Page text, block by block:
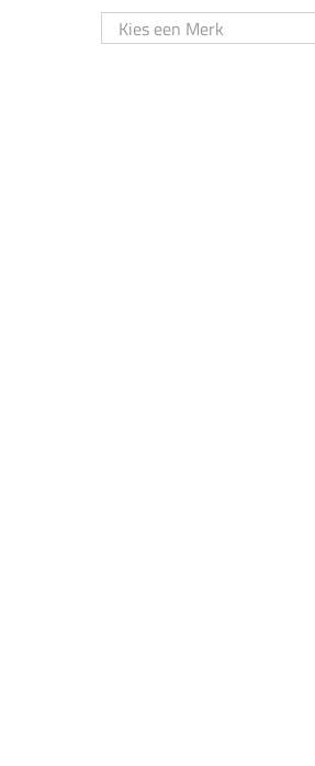
Kies een Merk